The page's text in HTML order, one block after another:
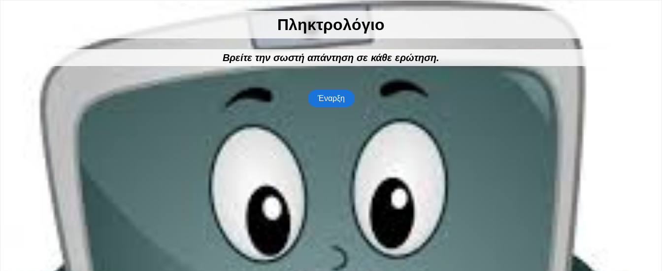
Πληκτρολόγιο
Βρείτε την σωστή απάντηση σε κάθε ερώτηση.
Έναρξη